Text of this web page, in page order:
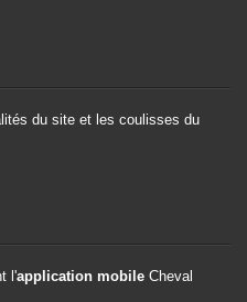
du site et les coulisses du
l'application mobile Cheval